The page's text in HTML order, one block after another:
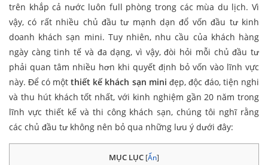
trên khắp cả nước luôn full phòng trong các mùa du lịch. Vì
vậy, có rất nhiều chủ đầu tư mạnh dạn đổ vốn đầu tư kinh
doanh khách sạn mini. Tuy nhiên, nhu cầu của khách hàng
ngày càng tinh tế và đa dạng, vì vậy, đòi hỏi mỗi chủ đầu tư
phải quan tâm nhiều hơn khi quyết định bỏ vốn vào lĩnh vực
này. Để có mộtthiết kế khách sạn mini đẹp, độc đáo, tiện nghi
và thu hút khách tốt nhất, với kinh nghiệm gần 20 năm trong
lĩnh vực thiết kế và thi công khách sạn, chúng tôi nghĩ rằng
các chủ đầu tư không nên bỏ qua những lưu ý dưới đây:
MỤC LỤC [Ẩn]